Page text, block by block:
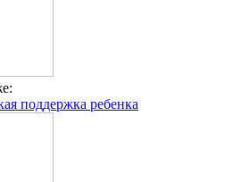
поддержка ребенка